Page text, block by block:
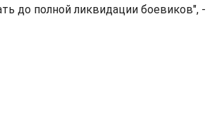
до полной ликвидации боевиков", -